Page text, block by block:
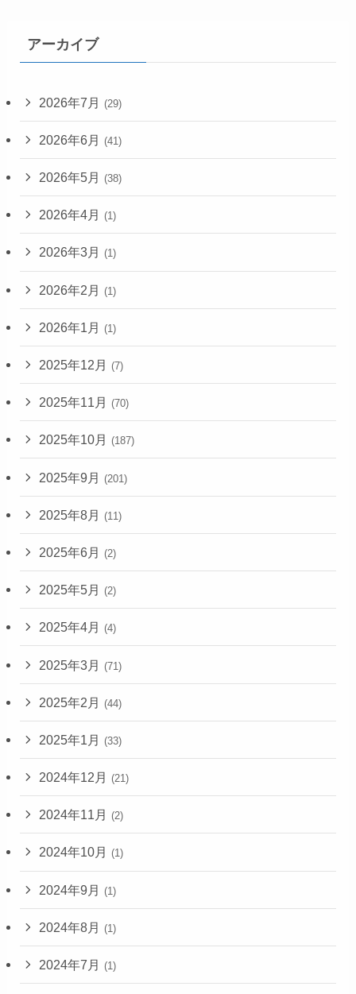
アーカイブ
2026年7月 (29)
2026年6月 (41)
2026年5月 (38)
2026年4月 (1)
2026年3月 (1)
2026年2月 (1)
2026年1月 (1)
2025年12月 (7)
2025年11月 (70)
2025年10月 (187)
2025年9月 (201)
2025年8月 (11)
2025年6月 (2)
2025年5月 (2)
2025年4月 (4)
2025年3月 (71)
2025年2月 (44)
2025年1月 (33)
2024年12月 (21)
2024年11月 (2)
2024年10月 (1)
2024年9月 (1)
2024年8月 (1)
2024年7月 (1)